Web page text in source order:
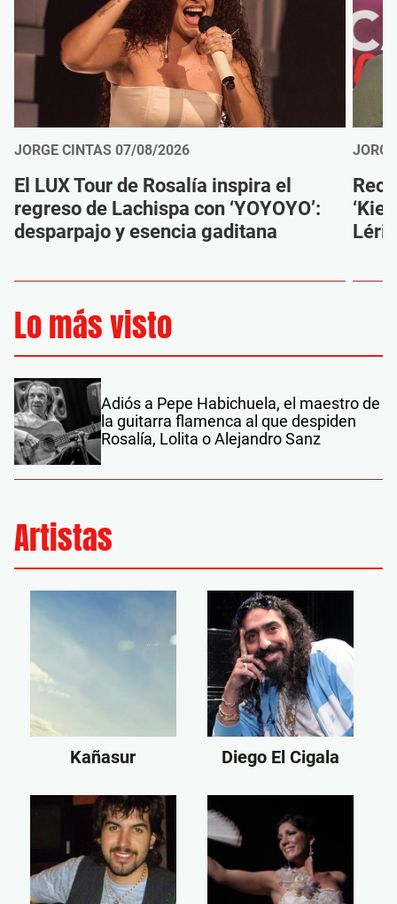
JORGE CINTAS 07/08/2026
El LUX Tour de Rosalía inspira el
regreso de Lachispa con ‘YOYOYO’:
desparpajo y esencia gaditana
Lo más visto
Adiós a Pepe Habichuela, el maestro de
la guitarra flamenca al que despiden
Rosalía, Lolita o Alejandro Sanz
Artistas
Kañasur Diego El Cigala